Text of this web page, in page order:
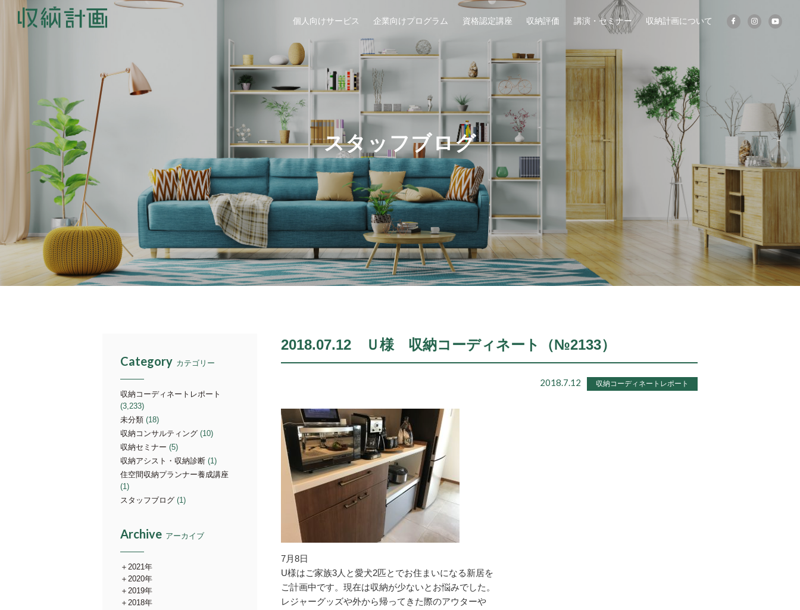
個人向けサービス 企業向けプログラム 資格認定講座 収納評価 講演・セミナー 収納計画について
スタッフブログ
2018.07.12 Ｕ様 収納コーディネート（№2133）
2018.7.12 収納コーディネートレポート
7月8日
U様はご家族3人と愛犬2匹とでお住まいになる新居を
ご計画中です。現在は収納が少ないとお悩みでした。
レジャーグッズや外から帰ってきた際のアウターや
Category カテゴリー
収納コーディネートレポート
(3,233)
未分類 (18)
収納コンサルティング (10)
収納セミナー (5)
収納アシスト・収納診断 (1)
住空間収納プランナー養成講座
(1)
スタッフブログ (1)
Archive アーカイブ
2021年
2020年
2019年
2018年